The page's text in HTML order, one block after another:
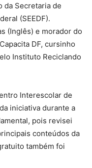
da Secretaria de
(SEEDF).
(Inglês) e morador do
DF, cursinho
Instituto Reciclando
Interescolar de
iniciativa durante a
pois revisei
conteúdos da
também foi